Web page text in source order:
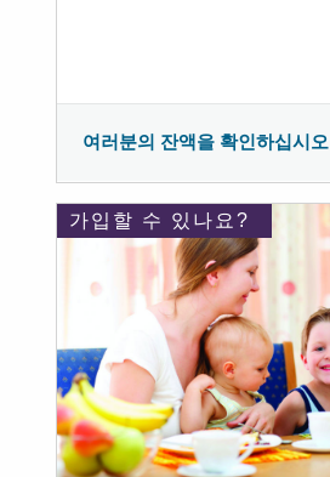
여러분의 잔액을 확인하십시오
가입할 수 있나요?